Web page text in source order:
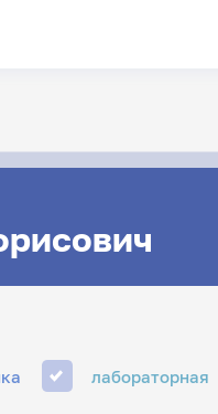
лабораторная